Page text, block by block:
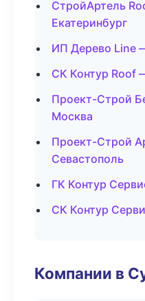
СтройАртель
Екатеринбург
ИП Дерево Line
СК Контур Roof
Проект-Строй
Москва
Проект-Строй
Севастополь
ГК Контур
СК Контур
Компании в